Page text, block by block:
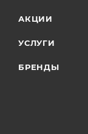
АКЦИИ
УСЛУГИ
БРЕНДЫ